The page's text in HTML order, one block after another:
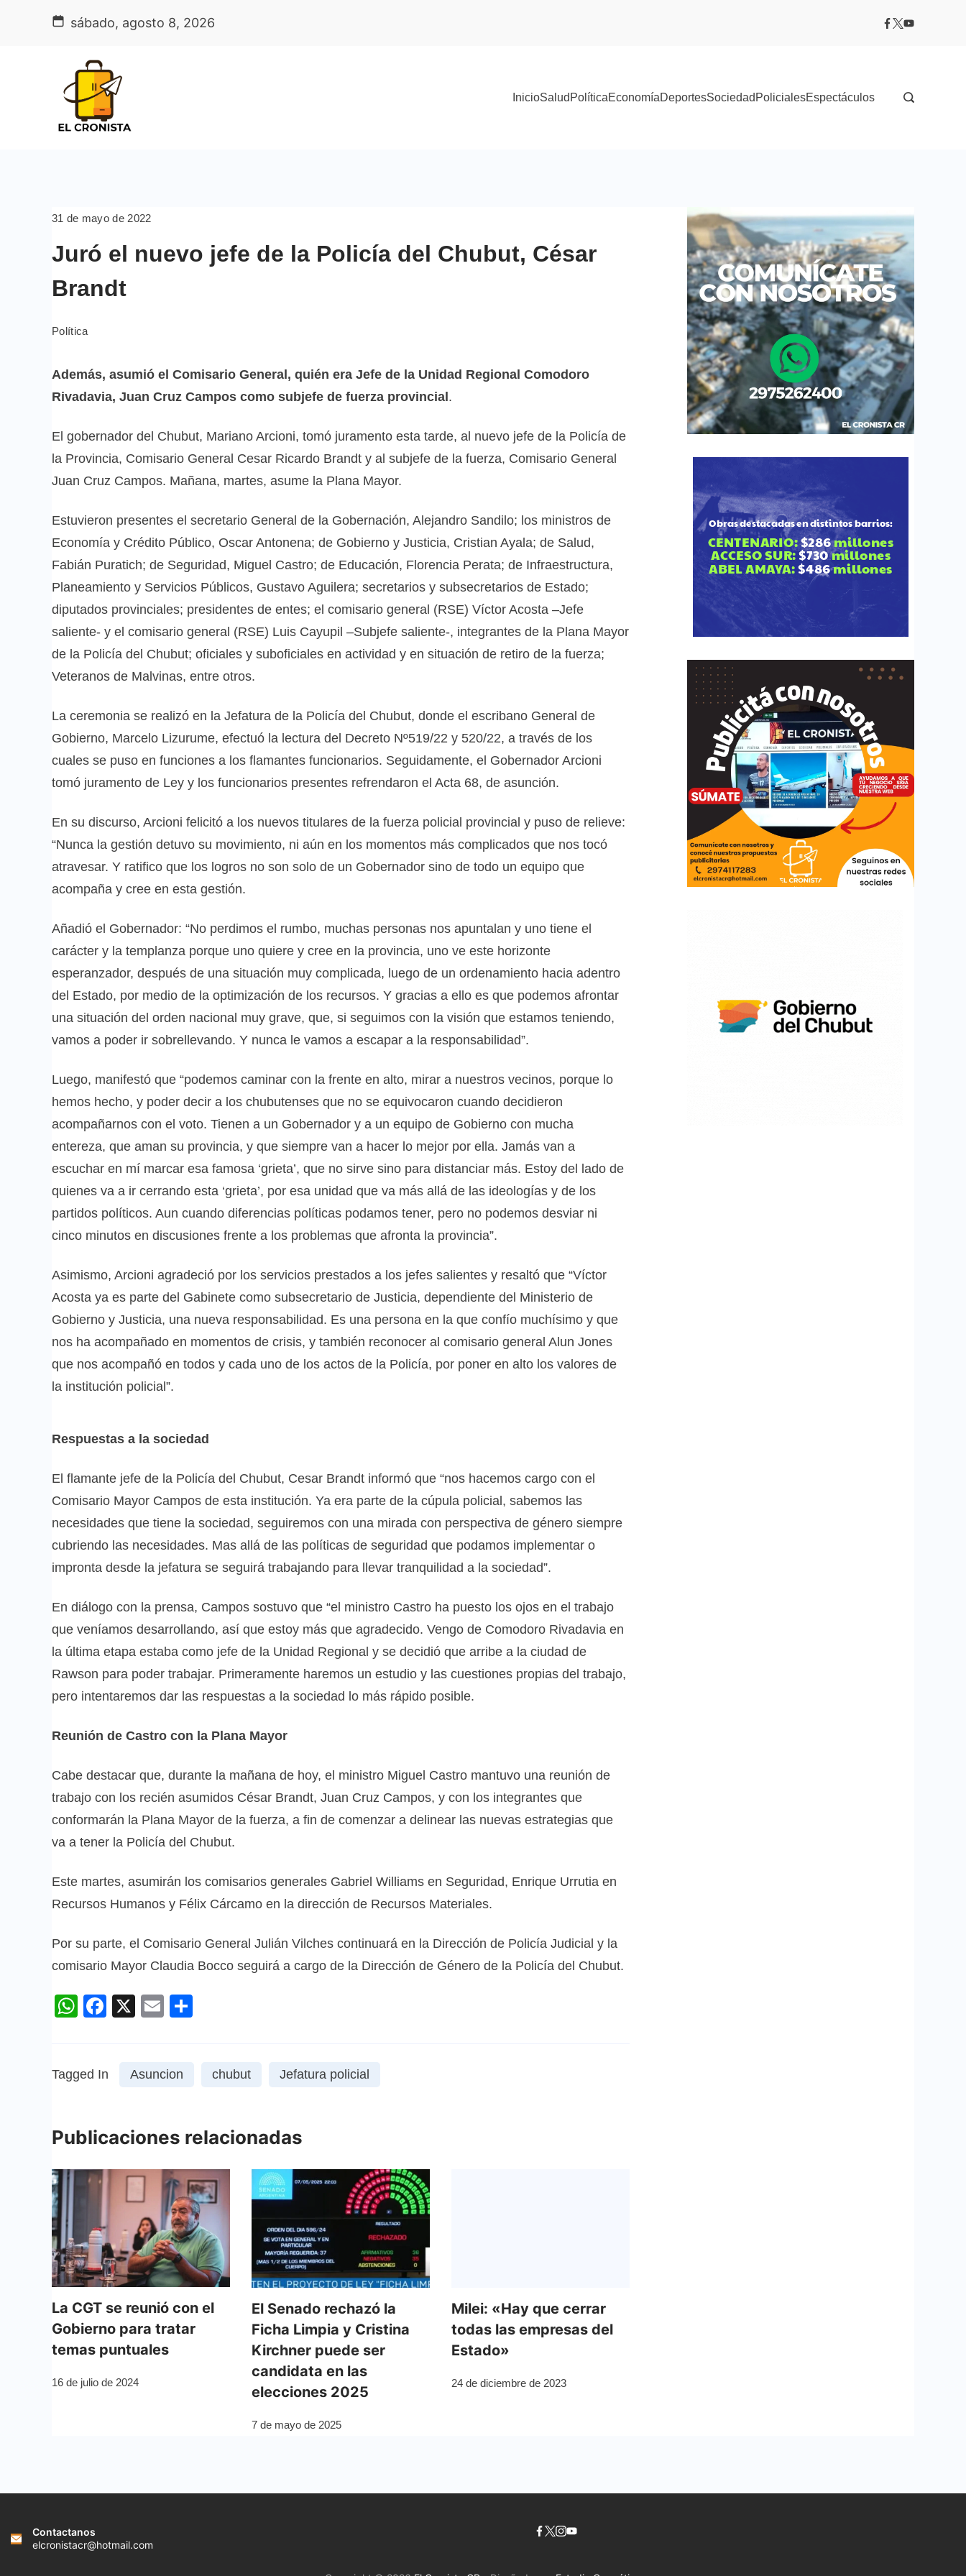
sábado, agosto 8, 2026
InicioSalud PolíticaEconomíaDeportesSociedad PolicialesEspectáculos
31 de mayo de 2022
Juró el nuevo jefe de la Policía del Chubut, César
Brandt
Política
Además, asumió el Comisario General, quién era Jefe de la Unidad Regional Comodoro
Rivadavia, Juan Cruz Campos como subjefe de fuerza provincial.
El gobernador del Chubut, Mariano Arcioni, tomó juramento esta tarde, al nuevo jefe de la Policía de
la Provincia, Comisario General Cesar Ricardo Brandt y al subjefe de la fuerza, Comisario General
Juan Cruz Campos. Mañana, martes, asume la Plana Mayor.
Estuvieron presentes el secretario General de la Gobernación, Alejandro Sandilo; los ministros de
Economía y Crédito Público, Oscar Antonena; de Gobierno y Justicia, Cristian Ayala; de Salud,
Fabián Puratich; de Seguridad, Miguel Castro; de Educación, Florencia Perata; de Infraestructura,
Planeamiento y Servicios Públicos, Gustavo Aguilera; secretarios y subsecretarios de Estado;
diputados provinciales; presidentes de entes; el comisario general (RSE) Víctor Acosta –Jefe
saliente- y el comisario general (RSE) Luis Cayupil –Subjefe saliente-, integrantes de la Plana Mayor
de la Policía del Chubut; oficiales y suboficiales en actividad y en situación de retiro de la fuerza;
Veteranos de Malvinas, entre otros.
La ceremonia se realizó en la Jefatura de la Policía del Chubut, donde el escribano General de
Gobierno, Marcelo Lizurume, efectuó la lectura del Decreto Nº519/22 y 520/22, a través de los
cuales se puso en funciones a los flamantes funcionarios. Seguidamente, el Gobernador Arcioni
tomó juramento de Ley y los funcionarios presentes refrendaron el Acta 68, de asunción.
En su discurso, Arcioni felicitó a los nuevos titulares de la fuerza policial provincial y puso de relieve:
“Nunca la gestión detuvo su movimiento, ni aún en los momentos más complicados que nos tocó
atravesar. Y ratifico que los logros no son solo de un Gobernador sino de todo un equipo que
acompaña y cree en esta gestión.
Añadió el Gobernador: “No perdimos el rumbo, muchas personas nos apuntalan y uno tiene el
carácter y la templanza porque uno quiere y cree en la provincia, uno ve este horizonte
esperanzador, después de una situación muy complicada, luego de un ordenamiento hacia adentro
del Estado, por medio de la optimización de los recursos. Y gracias a ello es que podemos afrontar
una situación del orden nacional muy grave, que, si seguimos con la visión que estamos teniendo,
vamos a poder ir sobrellevando. Y nunca le vamos a escapar a la responsabilidad”.
Luego, manifestó que “podemos caminar con la frente en alto, mirar a nuestros vecinos, porque lo
hemos hecho, y poder decir a los chubutenses que no se equivocaron cuando decidieron
acompañarnos con el voto. Tienen a un Gobernador y a un equipo de Gobierno con mucha
entereza, que aman su provincia, y que siempre van a hacer lo mejor por ella. Jamás van a
escuchar en mí marcar esa famosa ‘grieta’, que no sirve sino para distanciar más. Estoy del lado de
quienes va a ir cerrando esta ‘grieta’, por esa unidad que va más allá de las ideologías y de los
partidos políticos. Aun cuando diferencias políticas podamos tener, pero no podemos desviar ni
cinco minutos en discusiones frente a los problemas que afronta la provincia”.
Asimismo, Arcioni agradeció por los servicios prestados a los jefes salientes y resaltó que “Víctor
Acosta ya es parte del Gabinete como subsecretario de Justicia, dependiente del Ministerio de
Gobierno y Justicia, una nueva responsabilidad. Es una persona en la que confío muchísimo y que
nos ha acompañado en momentos de crisis, y también reconocer al comisario general Alun Jones
que nos acompañó en todos y cada uno de los actos de la Policía, por poner en alto los valores de
la institución policial”.
Respuestas a la sociedad
El flamante jefe de la Policía del Chubut, Cesar Brandt informó que “nos hacemos cargo con el
Comisario Mayor Campos de esta institución. Ya era parte de la cúpula policial, sabemos las
necesidades que tiene la sociedad, seguiremos con una mirada con perspectiva de género siempre
cubriendo las necesidades. Mas allá de las políticas de seguridad que podamos implementar o
impronta desde la jefatura se seguirá trabajando para llevar tranquilidad a la sociedad”.
En diálogo con la prensa, Campos sostuvo que “el ministro Castro ha puesto los ojos en el trabajo
que veníamos desarrollando, así que estoy más que agradecido. Vengo de Comodoro Rivadavia en
la última etapa estaba como jefe de la Unidad Regional y se decidió que arribe a la ciudad de
Rawson para poder trabajar. Primeramente haremos un estudio y las cuestiones propias del trabajo,
pero intentaremos dar las respuestas a la sociedad lo más rápido posible.
Reunión de Castro con la Plana Mayor
Cabe destacar que, durante la mañana de hoy, el ministro Miguel Castro mantuvo una reunión de
trabajo con los recién asumidos César Brandt, Juan Cruz Campos, y con los integrantes que
conformarán la Plana Mayor de la fuerza, a fin de comenzar a delinear las nuevas estrategias que
va a tener la Policía del Chubut.
Este martes, asumirán los comisarios generales Gabriel Williams en Seguridad, Enrique Urrutia en
Recursos Humanos y Félix Cárcamo en la dirección de Recursos Materiales.
Por su parte, el Comisario General Julián Vilches continuará en la Dirección de Policía Judicial y la
comisario Mayor Claudia Bocco seguirá a cargo de la Dirección de Género de la Policía del Chubut.
WhatsApp
Facebook
X Email
Tagged In Asuncion chubut Jefatura policial
Publicaciones relacionadas
La CGT se reunió con el
Gobierno para tratar
temas puntuales
16 de julio de 2024
El Senado rechazó la
Ficha Limpia y Cristina
Kirchner puede ser
candidata en las
elecciones 2025
7 de mayo de 2025
Milei: «Hay que cerrar
todas las empresas del
Estado»
24 de diciembre de 2023
Contactanos
elcronistacr@hotmail.com